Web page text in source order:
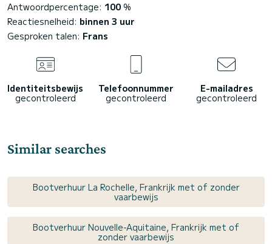
Antwoordpercentage: 100 %
Reactiesnelheid: binnen 3 uur
Gesproken talen: Frans
Identiteitsbewijs
gecontroleerd
Telefoonnummer
gecontroleerd
E-mailadres
gecontroleerd
Similar searches
Bootverhuur La Rochelle, Frankrijk met of zonder
vaarbewijs
Bootverhuur Nouvelle-Aquitaine, Frankrijk met of
zonder vaarbewijs